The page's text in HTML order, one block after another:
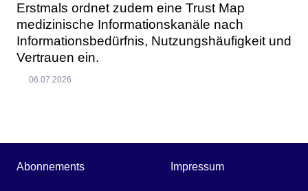
Erstmals ordnet zudem eine Trust Map
medizinische Informationskanäle nach
Informationsbedürfnis, Nutzungshäufigkeit und
Vertrauen ein.
06.07.2026
Abonnements Impressum